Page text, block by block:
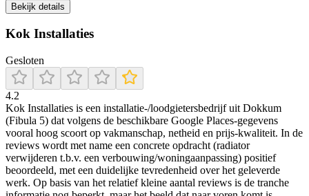
Bekijk details
Kok Installaties
Gesloten
4.2
Kok Installaties is een installatie-/loodgietersbedrijf uit Dokkum
(Fibula 5) dat volgens de beschikbare Google Places-gegevens
vooral hoog scoort op vakmanschap, netheid en prijs-kwaliteit. In de
reviews wordt met name een concrete opdracht (radiator
verwijderen t.b.v. een verbouwing/woningaanpassing) positief
beoordeeld, met een duidelijke tevredenheid over het geleverde
werk. Op basis van het relatief kleine aantal reviews is de tranche